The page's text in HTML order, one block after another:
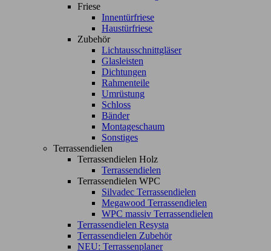
Friese
Innentürfriese
Haustürfriese
Zubehör
Lichtausschnittgläser
Glasleisten
Dichtungen
Rahmenteile
Umrüstung
Schloss
Bänder
Montageschaum
Sonstiges
Terrassendielen
Terrassendielen Holz
Terrassendielen
Terrassendielen WPC
Silvadec Terrassendielen
Megawood Terrassendielen
WPC massiv Terrassendielen
Terrassendielen Resysta
Terrassendielen Zubehör
NEU: Terrassenplaner